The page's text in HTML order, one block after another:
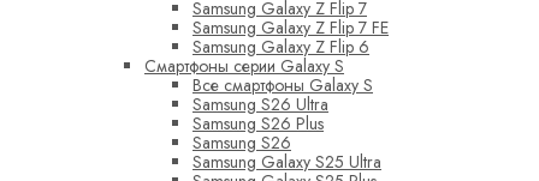
Samsung Galaxy Z Flip 7
Samsung Galaxy Z Flip 7 FE
Samsung Galaxy Z Flip 6
Смартфоны серии Galaxy S
Все смартфоны Galaxy S
Samsung S26 Ultra
Samsung S26 Plus
Samsung S26
Samsung Galaxy S25 Ultra